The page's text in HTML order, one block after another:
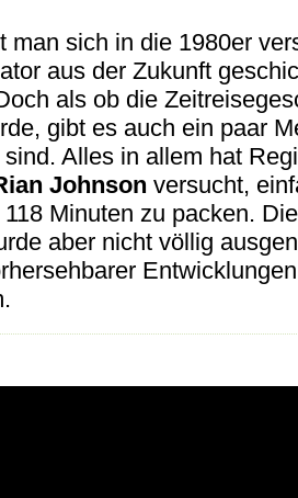
man sich in die 1980er
aus der Zukunft
als ob die
gibt es auch ein paar
Alles in allem hat
Johnson versucht,
Minuten zu packen.
aber nicht völlig